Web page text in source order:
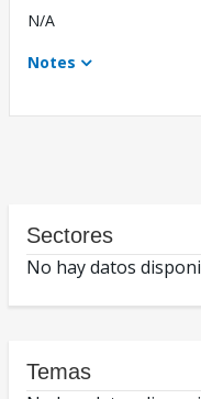
N/A
Notes
Sectores
No hay datos
Temas